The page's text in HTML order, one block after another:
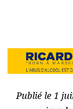
Publié le 1